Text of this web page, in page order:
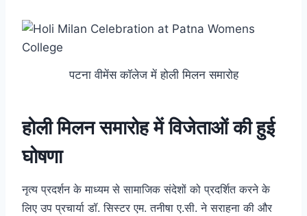
पटना वीमेंस कॉलेज में होली मिलन समारोह
होली मिलन समारोह में विजेताओं की हुई
घोषणा
नृत्य प्रदर्शन के माध्यम से सामाजिक संदेशों को प्रदर्शित करने के
लिए उप प्रचार्या डॉ. सिस्टर एम. तनीषा ए.सी. ने सराहना की और